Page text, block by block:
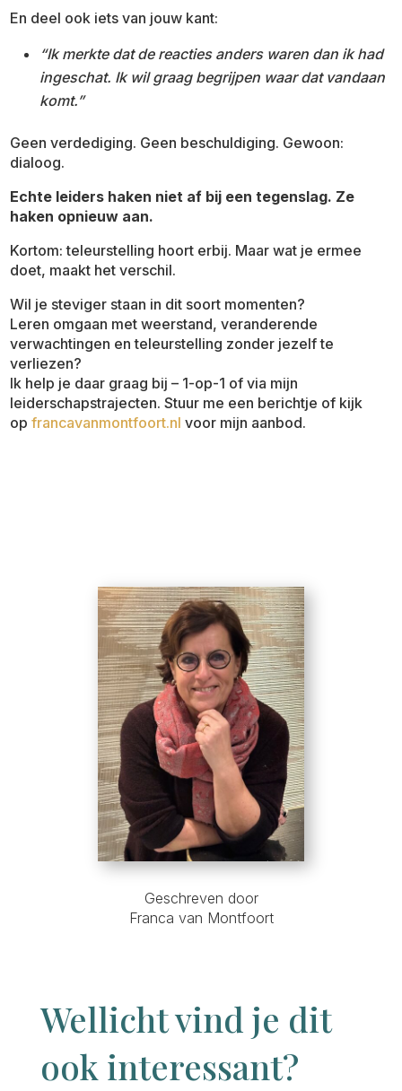
En deel ook iets van jouw kant:
“Ik merkte dat de reacties anders waren dan ik had
ingeschat. Ik wil graag begrijpen waar dat vandaan
komt.”
Geen verdediging. Geen beschuldiging. Gewoon:
dialoog.
Echte leiders haken niet af bij een tegenslag. Ze
haken opnieuw aan.
Kortom: teleurstelling hoort erbij. Maar wat je ermee
doet, maakt het verschil.
Wil je steviger staan in dit soort momenten?
Leren omgaan met weerstand, veranderende
verwachtingen en teleurstelling zonder jezelf te
verliezen?
Ik help je daar graag bij – 1-op-1 of via mijn
leiderschapstrajecten. Stuur me een berichtje of kijk
opfrancavanmontfoort.nl voor mijn aanbod.
Geschreven door
Franca van Montfoort
Wellicht vind je dit
ook interessant?